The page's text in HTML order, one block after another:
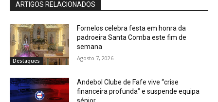
ARTIGOS RELACIONADOS
Destaques
Fornelos celebra festa em honra da
padroeira Santa Comba este fim de
semana
Agosto 7, 2026
Andebol Clube de Fafe vive “crise
financeira profunda” e suspende equipa